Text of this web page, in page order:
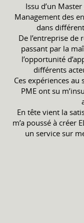
Issu d’un
Management des
dans
De l’entreprise de
passant par la
l’opportunité
différents
Ces expériences
PME ont su
En tête vient la
m’a poussé à créer
un service sur